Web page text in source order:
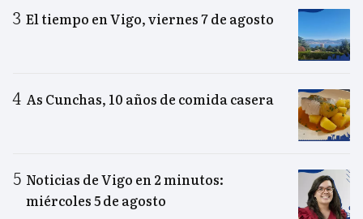
El tiempo en Vigo, viernes 7 de agosto
As Cunchas, 10 años de comida casera
Noticias de Vigo en 2 minutos:
miércoles 5 de agosto